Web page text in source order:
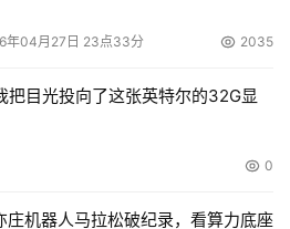
年04月27日 23点33分 2035
目光投向了这张英特尔的32G显
0
庄机器人马拉松破纪录，看算力底座